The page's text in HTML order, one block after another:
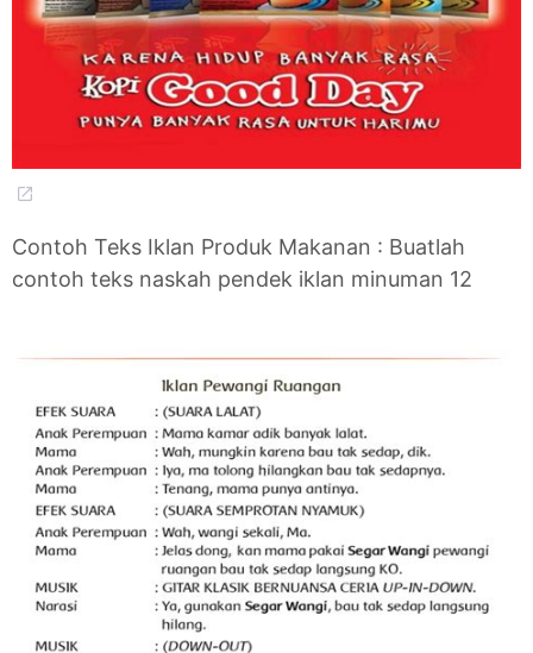
Contoh Teks Iklan Produk Makanan : Buatlah
contoh teks naskah pendek iklan minuman 12